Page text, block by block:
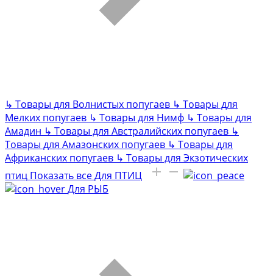
↳ Товары для Волнистых попугаев ↳ Товары для
Мелких попугаев ↳ Товары для Нимф ↳ Товары для
Амадин ↳ Товары для Австралийских попугаев ↳
Товары для Амазонских попугаев ↳ Товары для
Африканских попугаев ↳ Товары для Экзотических
птиц Показать все Для ПТИЦ
Для РЫБ